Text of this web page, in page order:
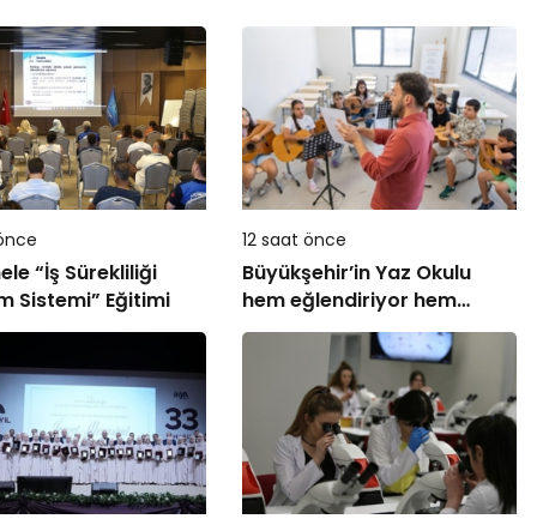
“İş Sürekliliği
Sistemi” Eğitimi
12 saat önce
Büyükşehir’in Yaz Okulu
hem eğlendiriyor hem
öğretiyor